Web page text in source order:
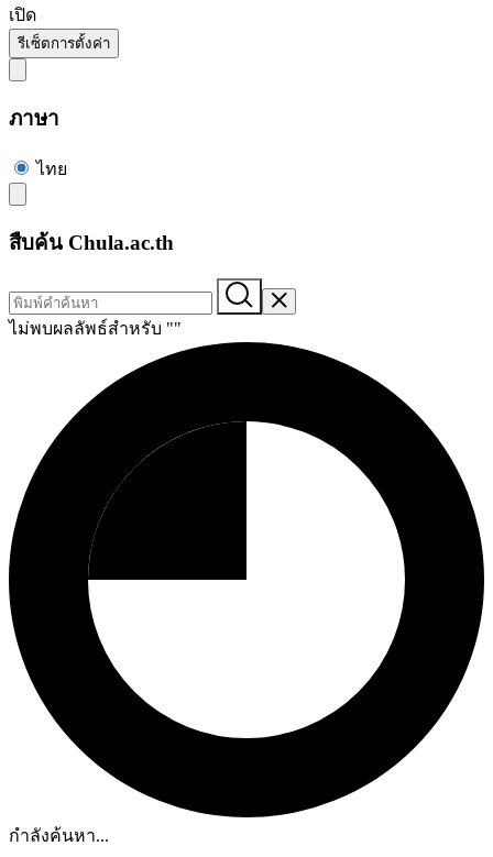
เปิด
รีเซ็ตการตั้งค่า
ภาษา
ไทย
สืบค้น Chula.ac.th
ไม่พบผลลัพธ์สำหรับ ""
กำลังค้นหา...